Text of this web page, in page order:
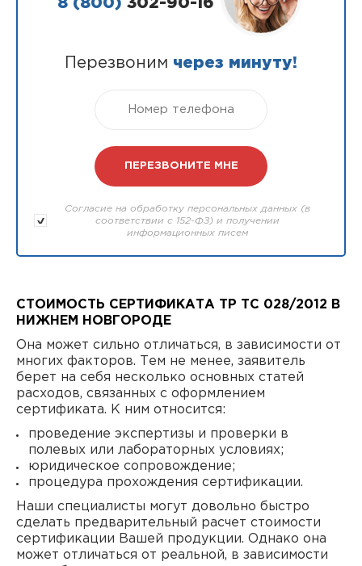
8 (800) 302-90-16
Перезвоним через минуту!
Согласие на обработку персональных данных (в
соответствии с 152-ФЗ) и получении
информационных писем
СТОИМОСТЬ СЕРТИФИКАТА ТР ТС 028/2012 В
НИЖНЕМ НОВГОРОДЕ
Она может сильно отличаться, в зависимости от
многих факторов. Тем не менее, заявитель
берет на себя несколько основных статей
расходов, связанных с оформлением
сертификата. К ним относится:
проведение экспертизы и проверки в
полевых или лабораторных условиях;
юридическое сопровождение;
процедура прохождения сертификации.
Наши специалисты могут довольно быстро
сделать предварительный расчет стоимости
сертификации Вашей продукции. Однако она
может отличаться от реальной, в зависимости